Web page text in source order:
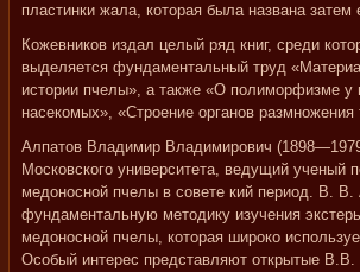
пластинки жала, которая была названа затем
Кожевников издал целый ряд книг, среди
выделяется фундаментальный труд
истории пчелы», а также «О полиморфизме у
насекомых», «Строение органов размножения
Алпатов Владимир Владимирович
Московского университета, ведущий ученый
медоносной пчелы в совете кий период. В. В.
фундаментальную методику изучения
медоносной пчелы, которая широко
Особый интерес представляют открытые